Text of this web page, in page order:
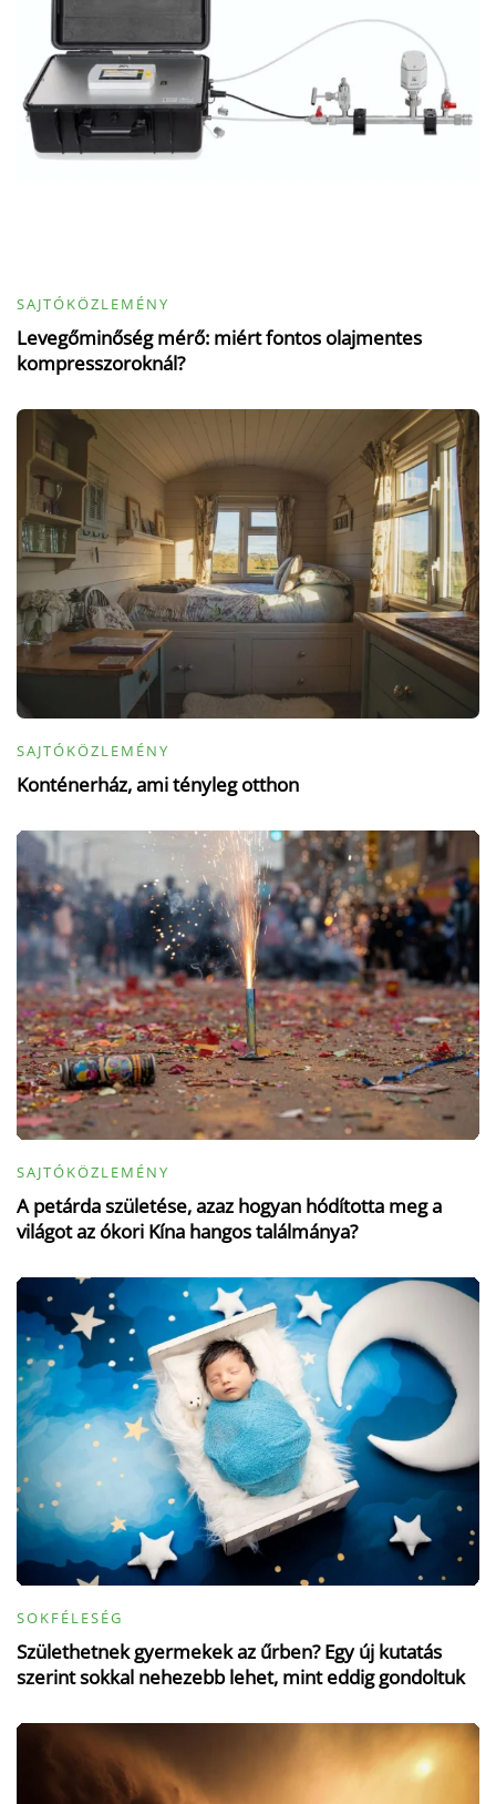
SAJTÓKÖZLEMÉNY
Levegőminőség mérő: miért fontos olajmentes
kompresszoroknál?
SAJTÓKÖZLEMÉNY
Konténerház, ami tényleg otthon
SAJTÓKÖZLEMÉNY
A petárda születése, azaz hogyan hódította meg a
világot az ókori Kína hangos találmánya?
SOKFÉLESÉG
Születhetnek gyermekek az űrben? Egy új kutatás
szerint sokkal nehezebb lehet, mint eddig gondoltuk